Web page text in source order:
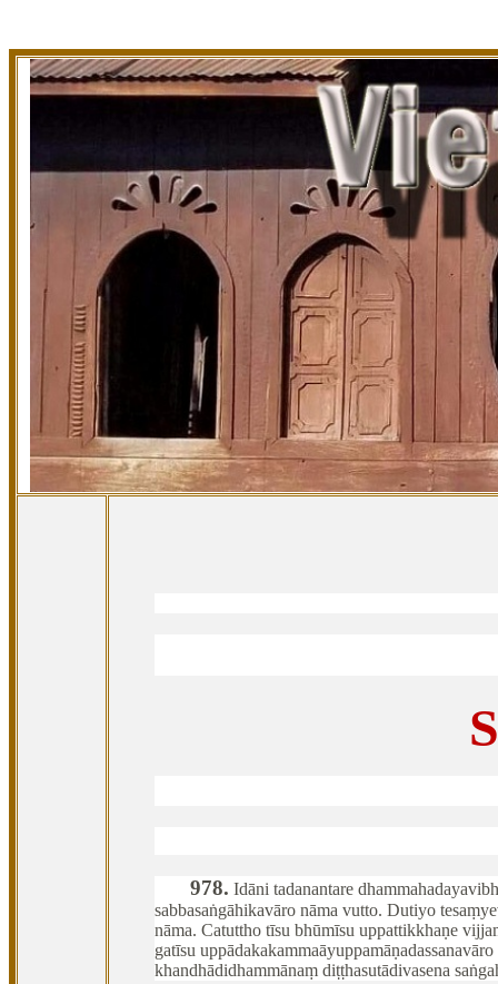
978. Idāni tadanantare
sabbasaṅgāhikavāro nāma vutto. Dutiyo
nāma. Catuttho tīsu bhūmīsu uppattikkhaṇe
gatīsu
khandhādidhammānaṃ diṭṭhasutādivasena